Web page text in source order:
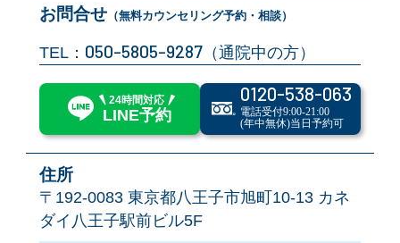
お問合せ（無料カウンセリング予約・相談）
TEL： 050-5805-9287（通院中の方）
24時間対応
LINE予約
0120-538-063
電話受付9:00-21:00
(年中無休)当日予約可
住所
〒192-0083東京都八王子市旭町10-13 カネ
ダイ八王子駅前ビル5F